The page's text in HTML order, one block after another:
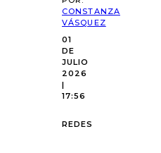
CONSTANZA
VÁSQUEZ
01
DE
JULIO
2026
|
17:56
REDES